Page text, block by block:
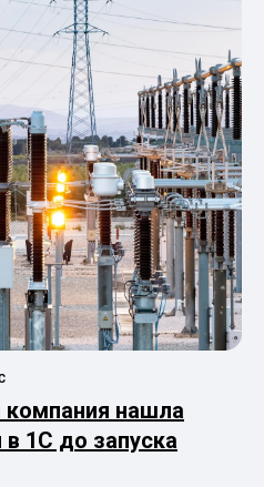
компания нашла
1С до запуска